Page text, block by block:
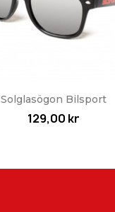
Solglasögon Bilsport
129,00 kr